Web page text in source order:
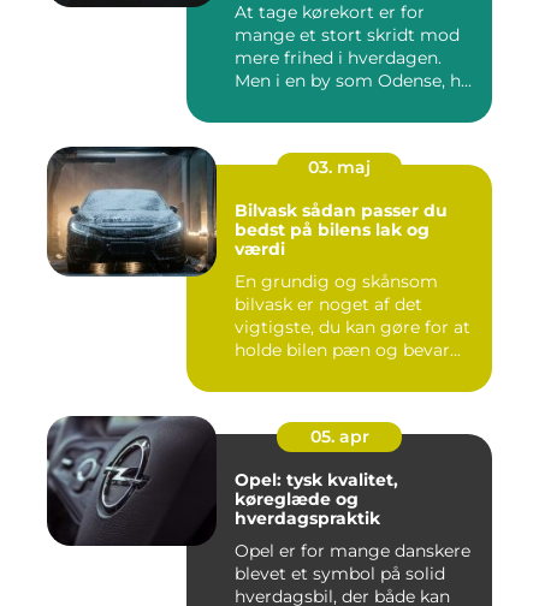
At tage kørekort er for
mange et stort skridt mod
mere frihed i hverdagen.
Men i en by som Odense, h...
03. maj
Bilvask sådan passer du
bedst på bilens lak og
værdi
En grundig og skånsom
bilvask er noget af det
vigtigste, du kan gøre for at
holde bilen pæn og bevar...
05. apr
Opel: tysk kvalitet,
køreglæde og
hverdagspraktik
Opel er for mange danskere
blevet et symbol på solid
hverdagsbil, der både kan